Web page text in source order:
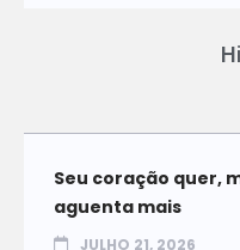
Seu coração quer,
aguenta mais
JULHO 21, 2026